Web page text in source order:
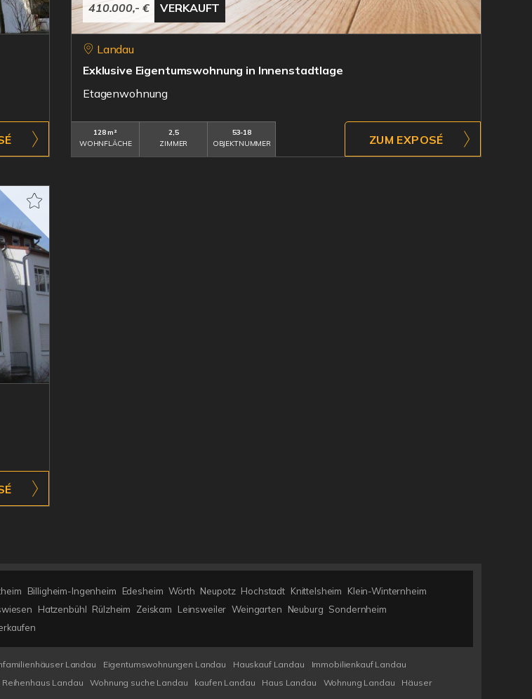
410.000,- € VERKAUFT
Landau
Exklusive Eigentumswohnung in Innenstadtlage
Etagenwohnung
128 m²
WOHNFLÄCHE
2,5
ZIMMER
53-18
OBJEKTNUMMER
ZUM EXPOSÉ
Billigheim-Ingenheim Edesheim Wörth Neupotz Hochstadt Knittelsheim
Klein-Winternheim
Hatzenbühl Rülzheim Zeiskam Leinsweiler Weingarten Neuburg Sondernheim
Landau Eigentumswohnungen Landau Hauskauf Landau
Immobilienkauf Landau
Reihenhaus Landau Wohnung suche Landau kaufen Landau Haus Landau Wohnung Landau
Häuser